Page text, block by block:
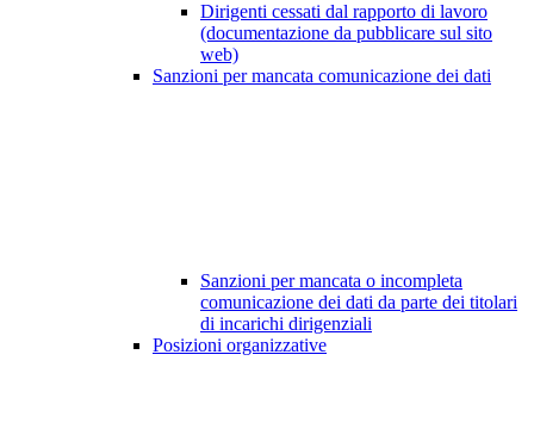
Dirigenti cessati dal rapporto di lavoro
(documentazione da pubblicare sul sito
web)
Sanzioni per mancata comunicazione dei dati
Sanzioni per mancata o incompleta
comunicazione dei dati da parte dei titolari
di incarichi dirigenziali
Posizioni organizzative